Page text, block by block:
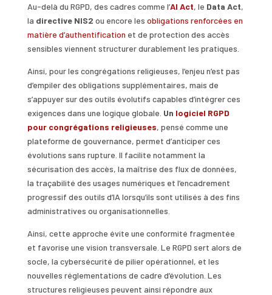
Au-delà du RGPD, des cadres comme l’AI Act, le Data Act,
la directive NIS2 ou encore les obligations renforcées en
matière d’authentification et de protection des accès
sensibles viennent structurer durablement les pratiques.
Ainsi, pour les congrégations religieuses, l’enjeu n’est pas
d’empiler des obligations supplémentaires, mais de
s’appuyer sur des outils évolutifs capables d’intégrer ces
exigences dans une logique globale. Un logiciel RGPD
pour congrégations religieuses, pensé comme une
plateforme de gouvernance, permet d’anticiper ces
évolutions sans rupture. Il facilite notamment la
sécurisation des accès, la maîtrise des flux de données,
la traçabilité des usages numériques et l’encadrement
progressif des outils d’IA lorsqu’ils sont utilisés à des fins
administratives ou organisationnelles.
Ainsi, cette approche évite une conformité fragmentée
et favorise une vision transversale. Le RGPD sert alors de
socle, la cybersécurité de pilier opérationnel, et les
nouvelles réglementations de cadre d’évolution. Les
structures religieuses peuvent ainsi répondre aux